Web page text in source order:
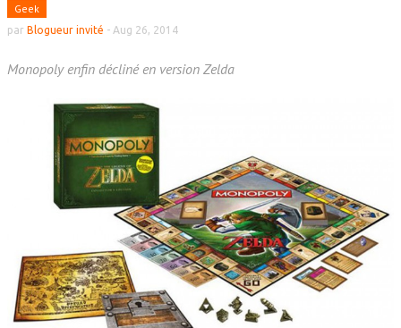
Geek
par Blogueur invité - Aug 26, 2014
Monopoly enfin décliné en version Zelda